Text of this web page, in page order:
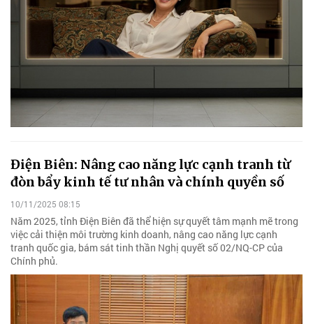
Điện Biên: Nâng cao năng lực cạnh tranh từ
đòn bẩy kinh tế tư nhân và chính quyền số
10/11/2025 08:15
Năm 2025, tỉnh Điện Biên đã thể hiện sự quyết tâm mạnh mẽ trong
việc cải thiện môi trường kinh doanh, nâng cao năng lực cạnh
tranh quốc gia, bám sát tinh thần Nghị quyết số 02/NQ-CP của
Chính phủ.